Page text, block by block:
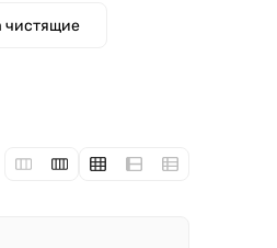
чистящие